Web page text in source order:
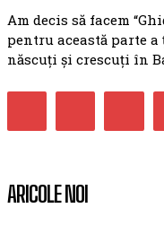
Am decis să facem
pentru această parte
născuți și crescuți în
ARICOLE NOI